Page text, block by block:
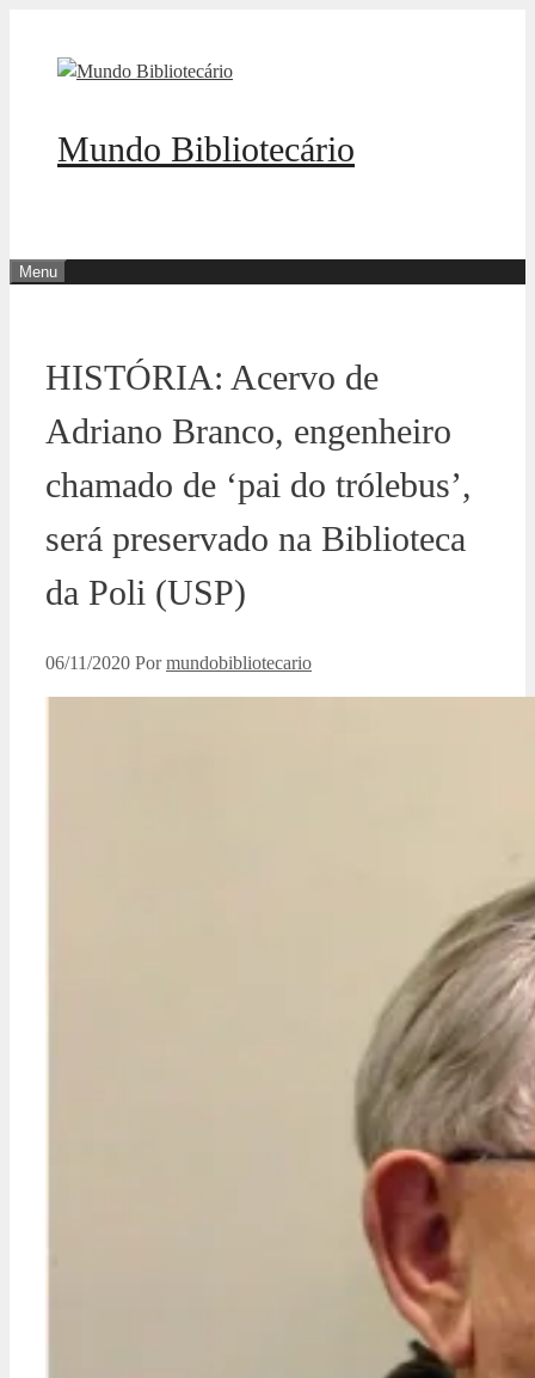
Mundo Bibliotecário
Menu
HISTÓRIA: Acervo de
Adriano Branco, engenheiro
chamado de ‘pai do trólebus’,
será preservado na Biblioteca
da Poli (USP)
06/11/2020 Pormundobibliotecario